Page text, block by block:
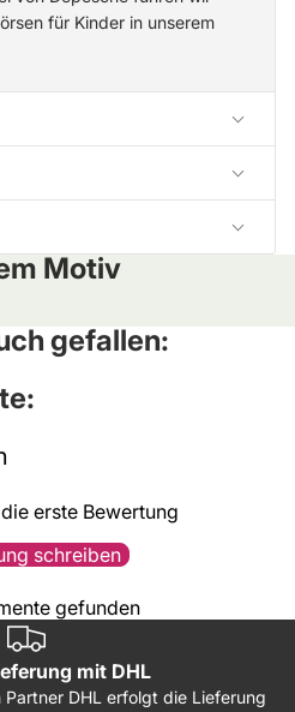
für Kinder in unserem
Motiv
gefallen:
erste Bewertung
schreiben
gefunden
mit DHL
DHL erfolgt die Lieferung